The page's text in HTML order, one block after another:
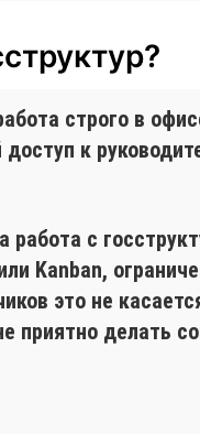
строго в
к
с
Kanban,
это не
приятно делать